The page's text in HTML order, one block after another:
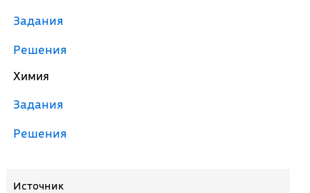
Задания
Решения
Химия
Задания
Решения
Источник